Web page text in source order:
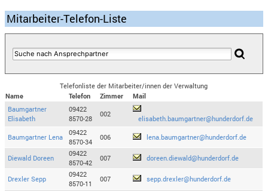
Mitarbeiter-Telefon-Liste
Telefonliste der Mitarbeiter/innen der Verwaltung
Name
Telefon Zimmer
Mail
Baumgartner
Elisabeth
09422
8570-28
002
elisabeth.baumgartner@hunderdorf.de
Baumgartner Lena
09422
8570-34
006 lena.baumgartner@hunderdorf.de
Diewald Doreen
09422
8570-42
007 doreen.diewald@hunderdorf.de
Drexler Sepp
09422
8570-11
007 sepp.drexler@hunderdorf.de